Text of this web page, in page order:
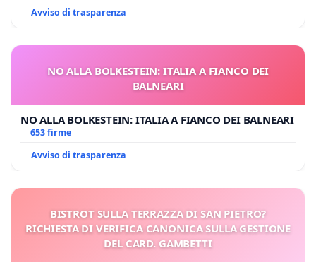
Avviso di trasparenza
NO ALLA BOLKESTEIN: ITALIA A FIANCO DEI
BALNEARI
NO ALLA BOLKESTEIN: ITALIA A FIANCO DEI BALNEARI
653 firme
Avviso di trasparenza
BISTROT SULLA TERRAZZA DI SAN PIETRO?
RICHIESTA DI VERIFICA CANONICA SULLA GESTIONE
DEL CARD. GAMBETTI